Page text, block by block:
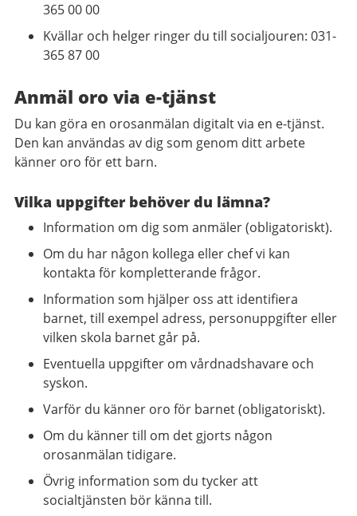
365 00 00
Kvällar och helger ringer du till socialjouren: 031-
365 87 00
Anmäl oro via e-tjänst
Du kan göra en orosanmälan digitalt via en e-tjänst.
Den kan användas av dig som genom ditt arbete
känner oro för ett barn.
Vilka uppgifter behöver du lämna?
Information om dig som anmäler (obligatoriskt).
Om du har någon kollega eller chef vi kan
kontakta för kompletterande frågor.
Information som hjälper oss att identifiera
barnet, till exempel adress, personuppgifter eller
vilken skola barnet går på.
Eventuella uppgifter om vårdnadshavare och
syskon.
Varför du känner oro för barnet (obligatoriskt).
Om du känner till om det gjorts någon
orosanmälan tidigare.
Övrig information som du tycker att
socialtjänsten bör känna till.